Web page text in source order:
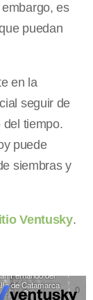
es
puedan
en la
seguir de
del tiempo.
puede
siembras y
Ventusky.